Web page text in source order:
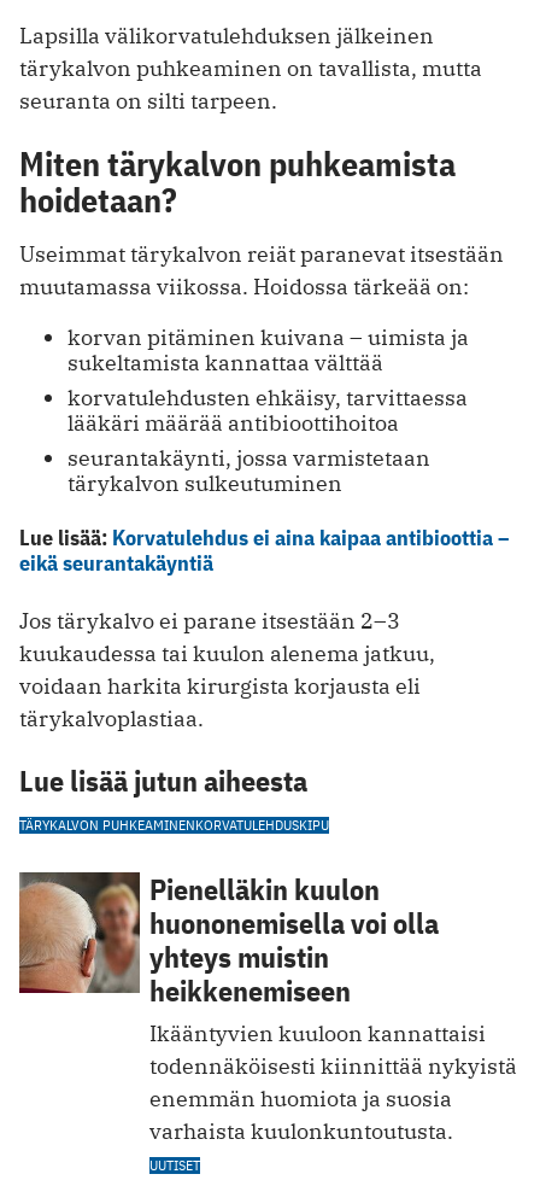
Lapsilla välikorvatulehduksen jälkeinen
tärykalvon puhkeaminen on tavallista, mutta
seuranta on silti tarpeen.
Miten tärykalvon puhkeamista
hoidetaan?
Useimmat tärykalvon reiät paranevat itsestään
muutamassa viikossa. Hoidossa tärkeää on:
korvan pitäminen kuivana – uimista ja
sukeltamista kannattaa välttää
korvatulehdusten ehkäisy, tarvittaessa
lääkäri määrää antibioottihoitoa
seurantakäynti, jossa varmistetaan
tärykalvon sulkeutuminen
Lue lisää: Korvatulehdus ei aina kaipaa antibioottia –
eikä seurantakäyntiä
Jos tärykalvo ei parane itsestään 2–3
kuukaudessa tai kuulon alenema jatkuu,
voidaan harkita kirurgista korjausta eli
tärykalvoplastiaa.
Lue lisää jutun aiheesta
TÄRYKALVON PUHKEAMINENKORVATULEHDUSKIPU
Pienelläkin kuulon
huononemisella voi olla
yhteys muistin
heikkenemiseen
Ikääntyvien kuuloon kannattaisi
todennäköisesti kiinnittää nykyistä
­enemmän huomiota ja suosia
varhaista kuulonkuntoutusta.
UUTISET